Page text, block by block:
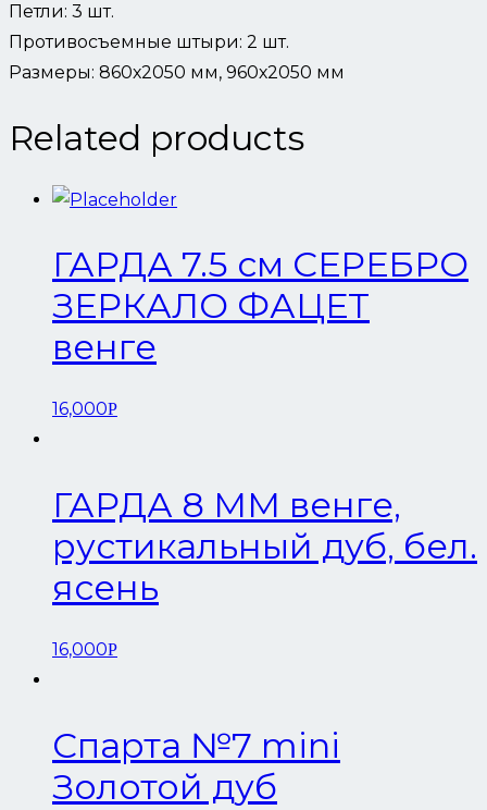
Петли: 3 шт.
Противосъемные штыри: 2 шт.
Размеры: 860х2050 мм, 960х2050 мм
Related products
ГАРДА 7.5 см СЕРЕБРО
ЗЕРКАЛО ФАЦЕТ
венге
16,000Р
ГАРДА 8 ММ венге,
рустикальный дуб, бел.
ясень
16,000Р
Спарта №7 mini
Золотой дуб